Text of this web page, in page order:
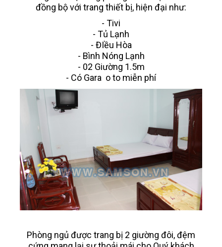
đồng bộ với trang thiết bị, hiện đại như:
- Tivi
- Tủ Lạnh
- ĐIều Hòa
- Bình Nóng Lạnh
- 02 Giường 1.5m
- Có Gara o to miễn phí
Phòng ngủ được trang bị 2 giường đôi, đệm